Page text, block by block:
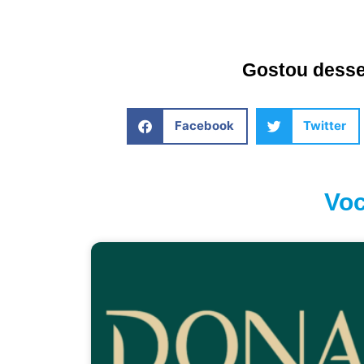
Gostou
Facebook Twitter